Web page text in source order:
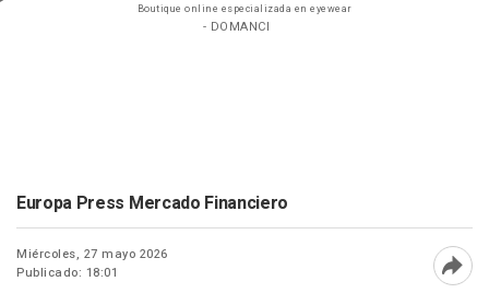
Boutique online especializada en eyewear
- DOMANCI
Europa Press Mercado Financiero
Miércoles, 27 mayo 2026
Publicado: 18:01